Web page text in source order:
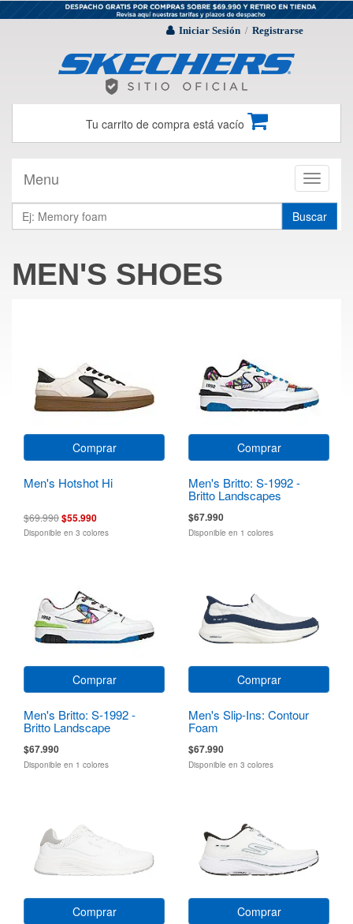
Iniciar Sesión / Registrarse
Tu carrito de compra está vacío
Toggle
Menu
Buscar
MEN'S SHOES
Comprar
Men's Hotshot Hi
$69.990$55.990
Disponible en 3 colores
Comprar
Men's Britto: S-1992 -
Britto Landscapes
$67.990
Disponible en 1 colores
Comprar
Men's Britto: S-1992 -
Britto Landscape
$67.990
Disponible en 1 colores
Comprar
Men's Slip-Ins: Contour
Foam
$67.990
Disponible en 3 colores
Comprar Comprar